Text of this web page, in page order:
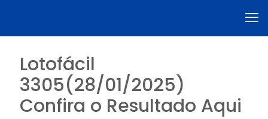
Lotofácil
3305(28/01/2025)
Confira o Resultado Aqui